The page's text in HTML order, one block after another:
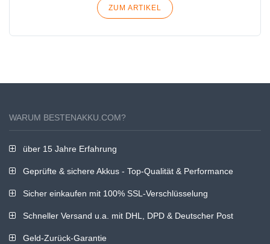
ZUM ARTIKEL
WARUM BESTENAKKU.COM?
über 15 Jahre Erfahrung
Geprüfte & sichere Akkus - Top-Qualität & Performance
Sicher einkaufen mit 100% SSL-Verschlüsselung
Schneller Versand u.a. mit DHL, DPD & Deutscher Post
Geld-Zurück-Garantie